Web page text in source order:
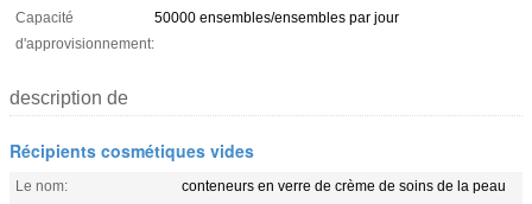
Capacité
d'approvisionnement:
50000 ensembles/ensembles par jour
description de
Récipients cosmétiques vides
Le nom:
conteneurs en verre de crème de soins de la peau